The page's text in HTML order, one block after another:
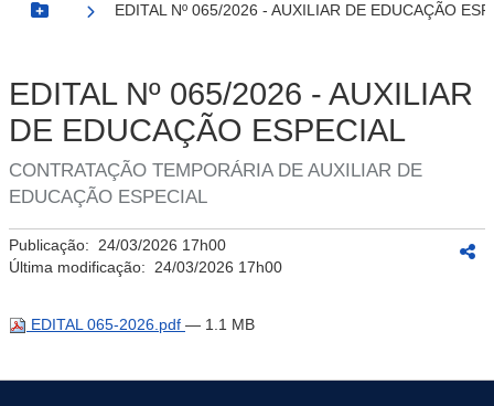
Botão Menu
EDITAL Nº 065/2026 - AUXILIAR DE EDUCAÇÃO
EDITAL Nº 065/2026 - AUXILIAR
DE EDUCAÇÃO ESPECIAL
CONTRATAÇÃO TEMPORÁRIA DE AUXILIAR DE
EDUCAÇÃO ESPECIAL
Publicação: 24/03/2026 17h00
Última modificação: 24/03/2026 17h00
EDITAL 065-2026.pdf — 1.1 MB